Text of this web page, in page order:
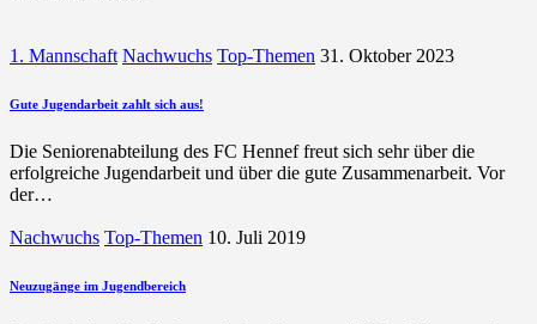
1. Mannschaft Nachwuchs Top-Themen 31. Oktober 2023
Gute Jugendarbeit zahlt sich aus!
Die Seniorenabteilung des FC Hennef freut sich sehr über die
erfolgreiche Jugendarbeit und über die gute Zusammenarbeit. Vor
der…
Nachwuchs Top-Themen 10. Juli 2019
Neuzugänge im Jugendbereich